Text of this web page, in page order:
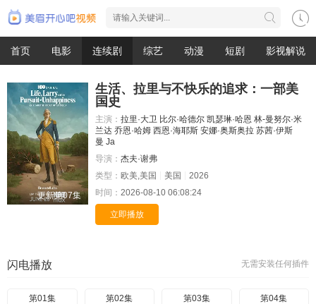
首页 电影 连续剧 综艺 动漫 短剧 影视解说
更新第07集
生活、拉里与不快乐的追求：一部美
国史
主演： 拉里·大卫 比尔·哈德尔 凯瑟琳·哈恩 林-曼努尔·米
兰达 乔恩·哈姆 西恩·海耶斯 安娜·奥斯奥拉 苏茜·伊斯
曼 Ja
导演： 杰夫·谢弗
类型： 欧美,美国 美国
2026
时间： 2026-08-10 06:08:24
立即播放
无需安装任何插件
闪电播放
第01集 第02集 第03集 第04集